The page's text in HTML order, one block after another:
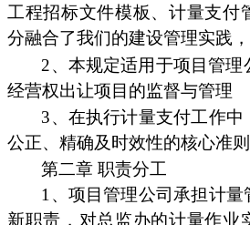
工程招标文件模板、计量支付
分融合了我们的建设管理实践，
2、本规定适用于项目管
经营权出让项目的监督与管理
3、在执行计量支付工作中
公正、精确及时效性的核心准则
第二章 职责分工
1、项目管理公司承担计
新职责，对总监办的计量作业